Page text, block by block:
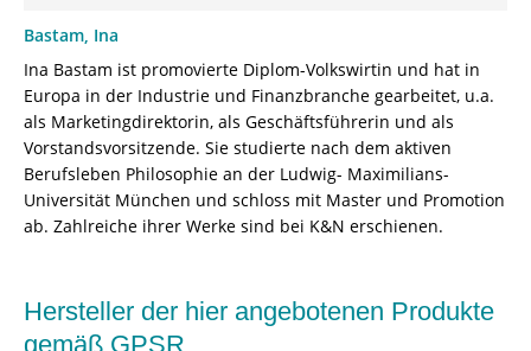
Bastam, Ina
Ina Bastam ist promovierte Diplom-Volkswirtin und hat in
Europa in der Industrie und Finanzbranche gearbeitet, u.a.
als Marketingdirektorin, als Geschäftsführerin und als
Vorstandsvorsitzende. Sie studierte nach dem aktiven
Berufsleben Philosophie an der Ludwig- Maximilians-
Universität München und schloss mit Master und Promotion
ab. Zahlreiche ihrer Werke sind bei K&N erschienen.
Hersteller der hier angebotenen Produkte
gemäß GPSR